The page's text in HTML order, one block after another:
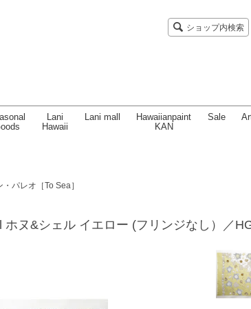
ショップ内検索
Lani
Hawaii
Lani mall
Hawaiianpaint
KAN
Sale
パレオ［To Sea］
ホヌ&シェル イエロー (フリンジなし）／